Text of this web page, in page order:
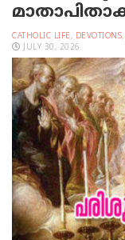
CATHOLIC LIFE, DEVOTIONS,
JULY 30, 2026